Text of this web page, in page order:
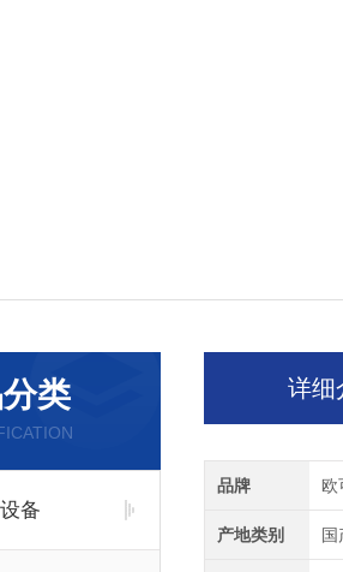
类
备
详细
品牌 欧
产地类别 国